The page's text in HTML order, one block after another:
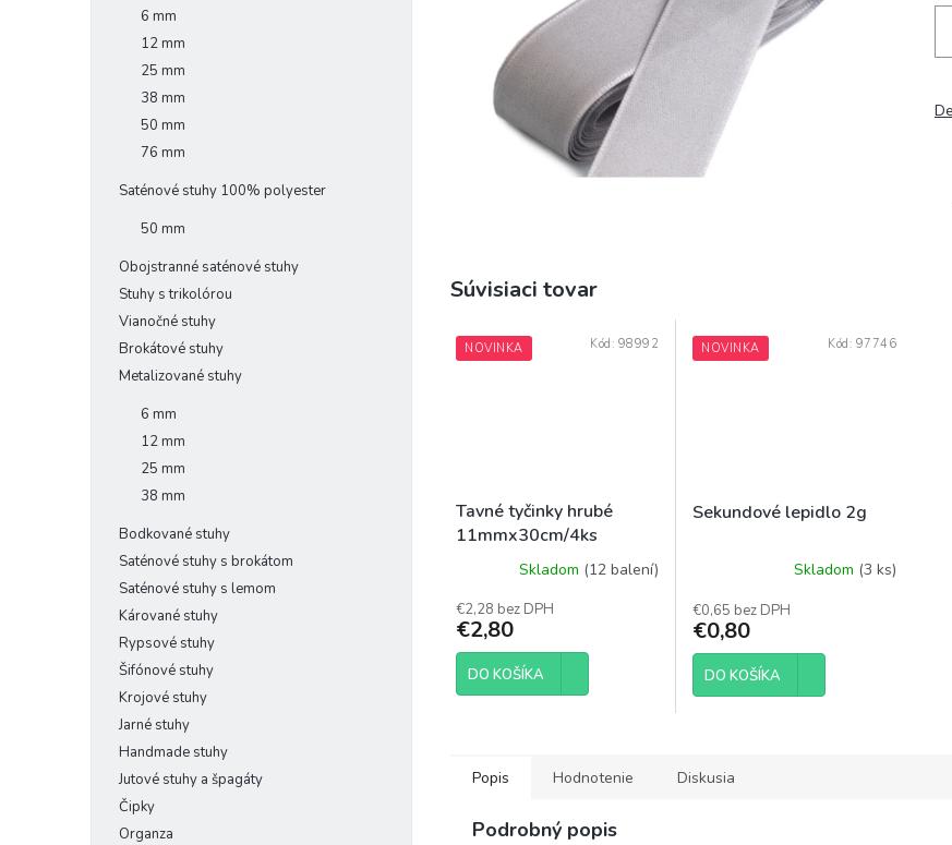
6 mm
12 mm
25 mm
38 mm
50 mm
76 mm
Saténové stuhy 100% polyester
50 mm
Obojstranné saténové stuhy
Stuhy s trikolórou
Vianočné stuhy
Brokátové stuhy
Metalizované stuhy
6 mm
12 mm
25 mm
38 mm
Bodkované stuhy
Saténové stuhy s brokátom
Saténové stuhy s lemom
Kárované stuhy
Rypsové stuhy
Šifónové stuhy
Krojové stuhy
Jarné stuhy
Handmade stuhy
Jutové stuhy a špagáty
Čipky
Organza
Súvisiaci tovar
NOVINKA
Tavné tyčinky hrubé
11mmx30cm/4ks
Skladom (12 balení)
€2,28 bez DPH
€2,80
DO KOŠÍKA
Kód: 98992 NOVINKA
Sekundové lepidlo 2g
Skladom (3 ks)
€0,65 bez DPH
€0,80
DO KOŠÍKA
Kód: 97746
Popis Hodnotenie Diskusia
Podrobný popis